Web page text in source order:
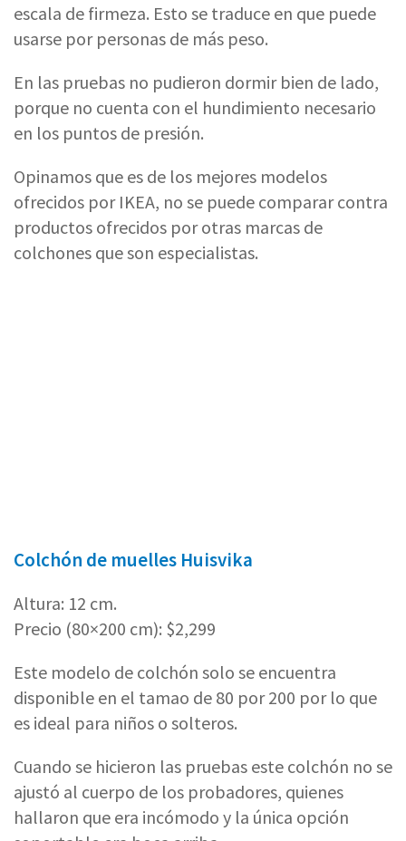
escala de firmeza. Esto se traduce en que puede
usarse por personas de más peso.
En las pruebas no pudieron dormir bien de lado,
porque no cuenta con el hundimiento necesario
en los puntos de presión.
Opinamos que es de los mejores modelos
ofrecidos por IKEA, no se puede comparar contra
productos ofrecidos por otras marcas de
colchones que son especialistas.
Cuando se hicieron las pruebas este colchón no se
ajustó al cuerpo de los probadores, quienes
hallaron que era incómodo y la única opción
soportable era boca arriba.
Es un colchón que puede comprarse no para uso
diario, sino para usarlo con alguna visita que lo
quiera usar cada tanto.
Disponible únicamente en tamaño 80×200 cm.